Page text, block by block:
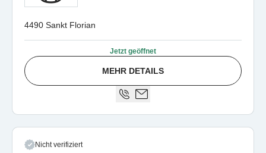
4490 Sankt Florian
Jetzt geöffnet
MEHR DETAILS
Nicht verifiziert